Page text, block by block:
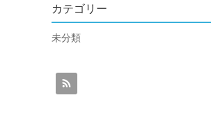
カテゴリー
未分類